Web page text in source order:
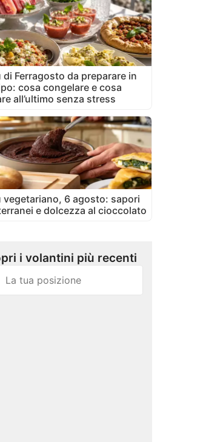
di Ferragosto da preparare in
cosa congelare e cosa
all’ultimo senza stress
vegetariano, 6 agosto: sapori
e dolcezza al cioccolato